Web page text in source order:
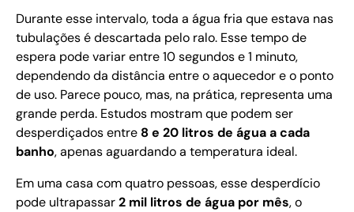
Durante esse intervalo, toda a água fria que estava nas
tubulações é descartada pelo ralo. Esse tempo de
espera pode variar entre 10 segundos e 1 minuto,
dependendo da distância entre o aquecedor e o ponto
de uso. Parece pouco, mas, na prática, representa uma
grande perda. Estudos mostram que podem ser
desperdiçados entre 8 e 20 litros de água a cada
banho, apenas aguardando a temperatura ideal.
Em uma casa com quatro pessoas, esse desperdício
pode ultrapassar2 mil litros de água por mês, o